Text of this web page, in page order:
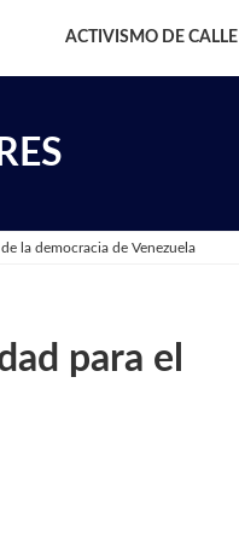
ACTIVISMO DE CALLE
la democracia de Venezuela
para el